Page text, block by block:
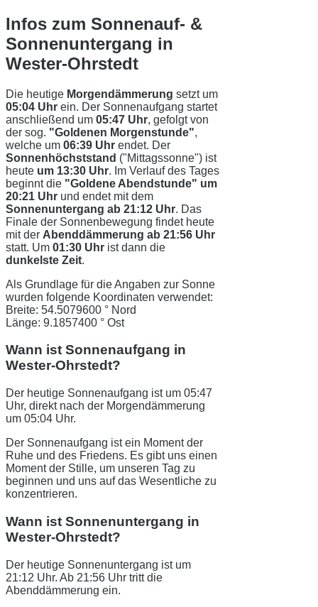
Infos zum Sonnenauf- &
Sonnenuntergang in
Wester-Ohrstedt
Die heutige Morgendämmerung setzt um
05:04 Uhr ein. Der Sonnenaufgang startet
anschließend um 05:47 Uhr, gefolgt von
der sog. "Goldenen Morgenstunde",
welche um 06:39 Uhr endet. Der
Sonnenhöchststand ("Mittagssonne") ist
heute um 13:30 Uhr. Im Verlauf des Tages
beginnt die "Goldene Abendstunde" um
20:21 Uhr und endet mit dem
Sonnenuntergang ab 21:12 Uhr. Das
Finale der Sonnenbewegung findet heute
mit der Abenddämmerung ab 21:56 Uhr
statt. Um 01:30 Uhr ist dann die
dunkelste Zeit.
Als Grundlage für die Angaben zur Sonne
wurden folgende Koordinaten verwendet:
Breite: 54.5079600 ° Nord
Länge: 9.1857400 ° Ost
Wann ist Sonnenaufgang in
Wester-Ohrstedt?
Der heutige Sonnenaufgang ist um 05:47
Uhr, direkt nach der Morgendämmerung
um 05:04 Uhr.
Der Sonnenaufgang ist ein Moment der
Ruhe und des Friedens. Es gibt uns einen
Moment der Stille, um unseren Tag zu
beginnen und uns auf das Wesentliche zu
konzentrieren.
Wann ist Sonnenuntergang in
Wester-Ohrstedt?
Der heutige Sonnenuntergang ist um
21:12 Uhr. Ab 21:56 Uhr tritt die
Abenddämmerung ein.